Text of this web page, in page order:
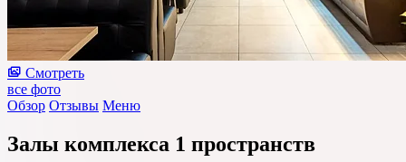
Смотреть
все фото
Обзор Отзывы Меню
Залы комплекса 1 пространств